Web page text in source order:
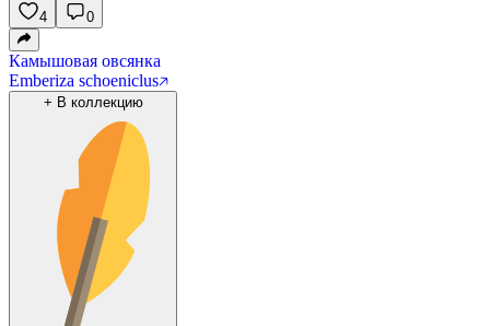
4 0
Камышовая овсянка
Emberiza schoeniclus
+ В коллекцию